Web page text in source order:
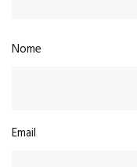
Nome
Email